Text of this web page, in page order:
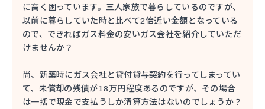
に高く困っています。三人家族で暮らしているのですが、
以前に暮らしていた時と比べて2倍近い金額となっている
ので、できればガス料金の安いガス会社を紹介していただ
けませんか？
尚、新築時にガス会社と貸付貸与契約を行ってしまってい
て、未償却の残債が18万円程度あるのですが、その場合
は一括で現金で支払うしか清算方法はないのでしょうか？